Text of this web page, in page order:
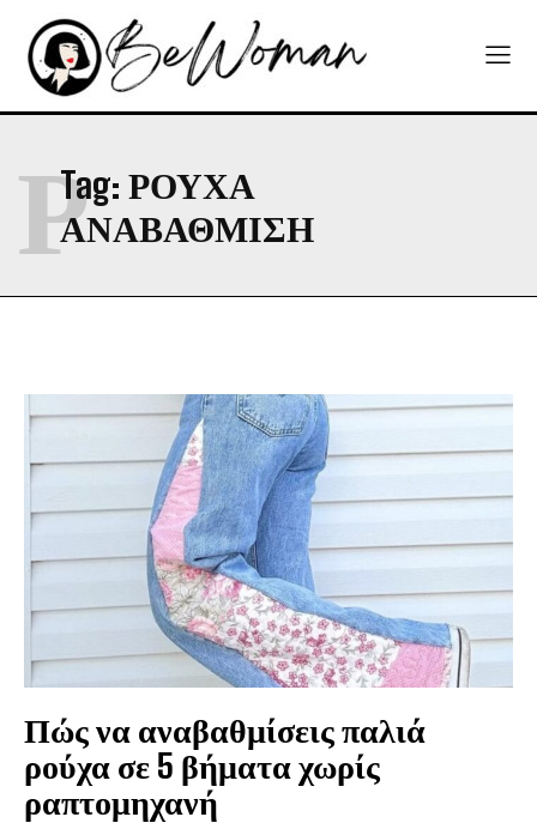
Tag: ΡΟΥΧΑ
ΑΝΑΒΑΘΜΙΣΗ
Ρ
Πώς να αναβαθμίσεις παλιά
ρούχα σε 5 βήματα χωρίς
ραπτομηχανή